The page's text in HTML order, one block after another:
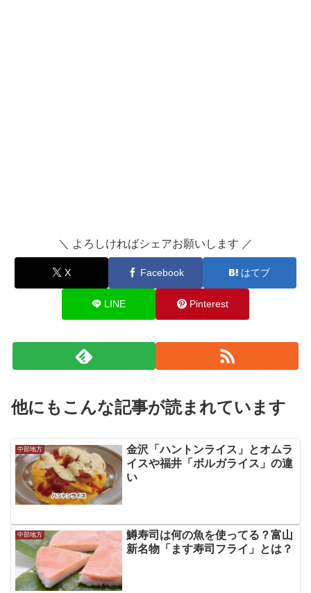
＼ よろしければシェアお願いします ／
X Facebook はてブ
LINE Pinterest
他にもこんな記事が読まれています
中部地方
金沢「ハントンライス」とオムラ
イスや福井「ボルガライス」の違
い
中部地方
鱒寿司は何の魚を使ってる？富山
新名物「ます寿司フライ」とは？